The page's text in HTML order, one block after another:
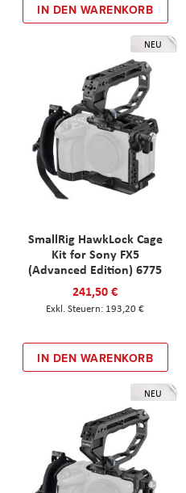
IN DEN WARENKORB
NEU
SmallRig HawkLock Cage
Kit for Sony FX5
(Advanced Edition) 6775
241,50 €
193,20 €
IN DEN WARENKORB
NEU